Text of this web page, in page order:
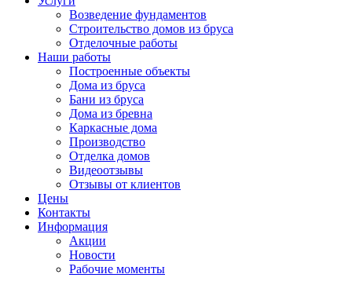
Возведение фундаментов
Строительство домов из бруса
Отделочные работы
Наши работы
Построенные объекты
Дома из бруса
Бани из бруса
Дома из бревна
Каркасные дома
Производство
Отделка домов
Видеоотзывы
Отзывы от клиентов
Цены
Контакты
Информация
Акции
Новости
Рабочие моменты